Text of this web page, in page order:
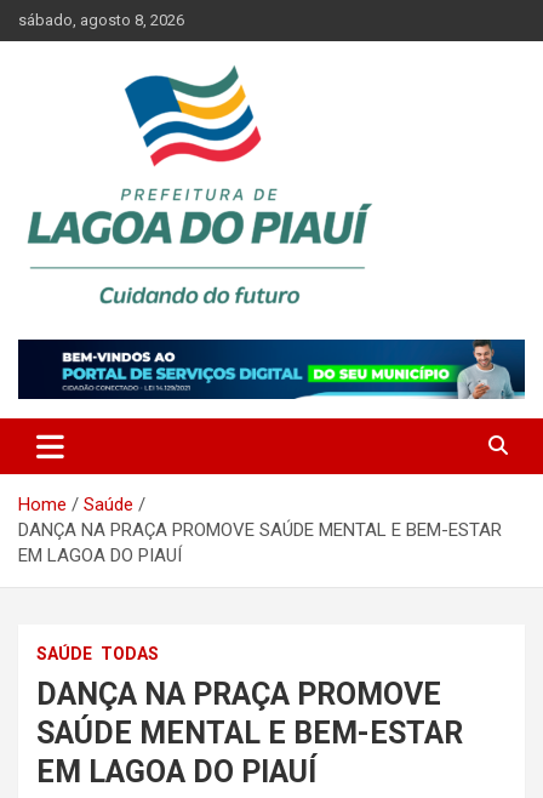
Skip
to
sábado, agosto 8, 2026
PREFEITURA DE LAGOA DO
PIAUÍ
Home
Saúde
DANÇA NA PRAÇA PROMOVE SAÚDE MENTAL E BEM-ESTAR
EM LAGOA DO PIAUÍ
SAÚDE TODAS
DANÇA NA PRAÇA PROMOVE
SAÚDE MENTAL E BEM-ESTAR
EM LAGOA DO PIAUÍ